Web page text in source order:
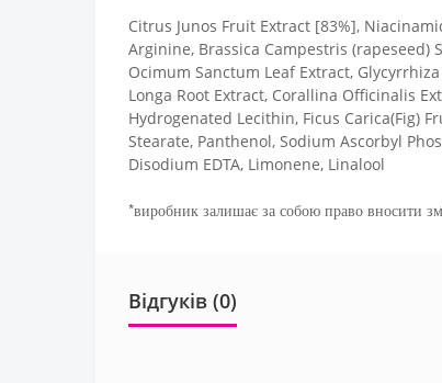
Citrus Junos Fruit Extract [83%],
Arginine, Brassica Campestris (rapeseed)
Ocimum Sanctum Leaf Extract,
Longa Root Extract, Corallina Officinalis
Hydrogenated Lecithin, Ficus Carica(Fig)
Stearate, Panthenol, Sodium Ascorbyl
Disodium EDTA, Limonene, Linalool
*виробник залишає за собою право вносити
Відгуків (0)